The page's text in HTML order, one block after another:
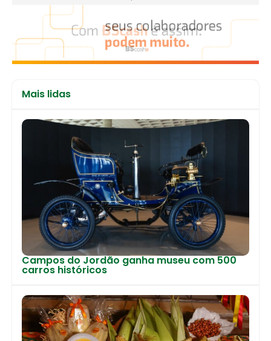
Mais lidas
Campos do Jordão ganha museu com 500
carros históricos